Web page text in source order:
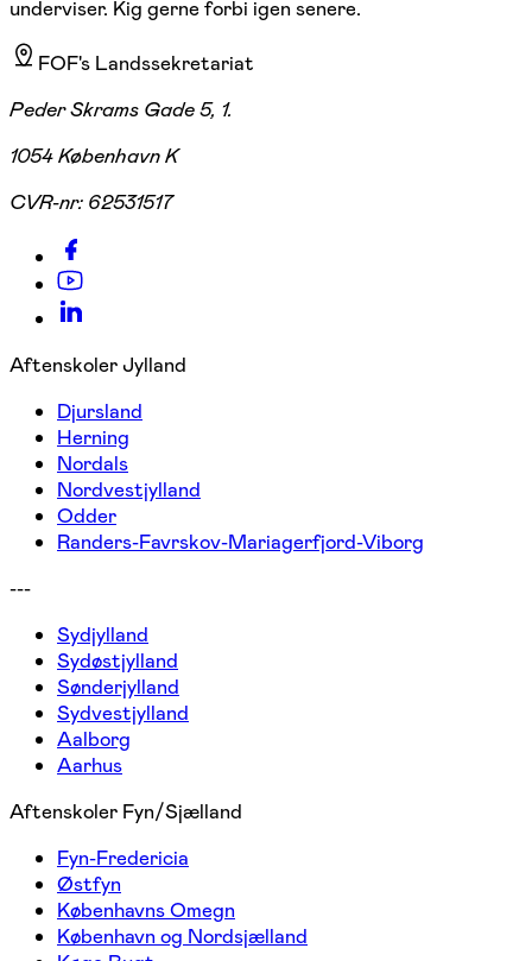
underviser. Kig gerne forbi igen senere.
FOF's Landssekretariat
Peder Skrams Gade 5, 1.
1054 København K
CVR-nr: 62531517
Aftenskoler Jylland
Djursland
Herning
Nordals
Nordvestjylland
Odder
Randers-Favrskov-Mariagerfjord-Viborg
---
Sydjylland
Sydøstjylland
Sønderjylland
Sydvestjylland
Aalborg
Aarhus
Aftenskoler Fyn/Sjælland
Fyn-Fredericia
Østfyn
Københavns Omegn
København og Nordsjælland